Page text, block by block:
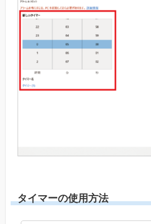
タイマーの使用方法